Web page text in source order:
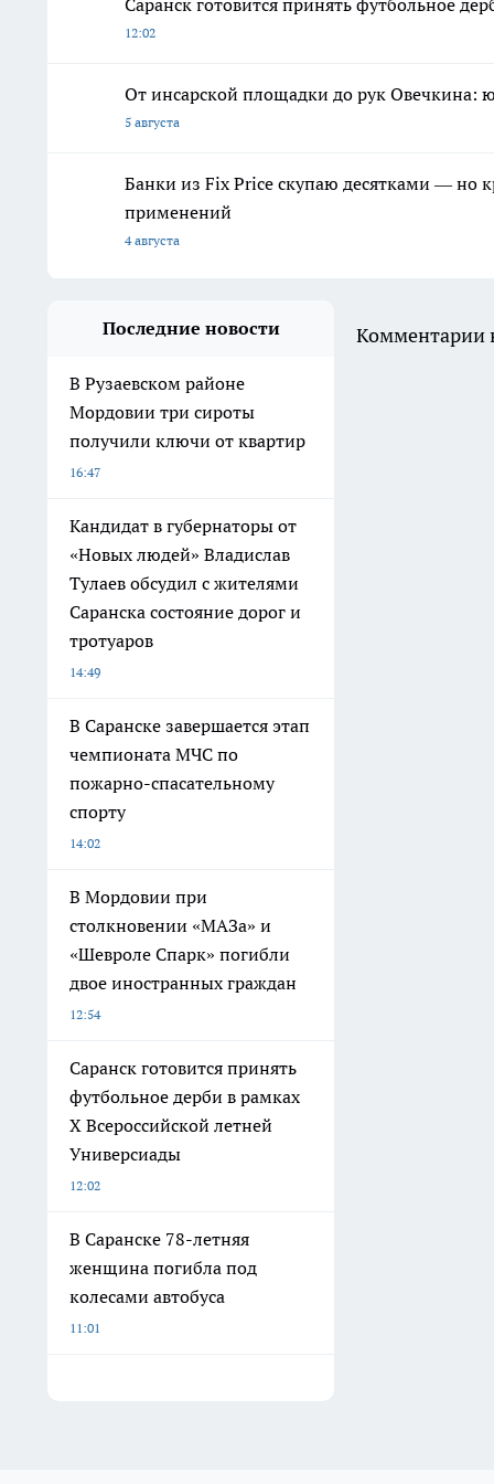
Саранск готовится принять футбольное
12:02
От инсарской площадки до рук Овечкина:
5 августа
Банки из Fix Price скупаю десятками — но
применений
4 августа
Последние новости
В Рузаевском районе
Мордовии три сироты
получили ключи от квартир
16:47
Кандидат в губернаторы от
«Новых людей» Владислав
Тулаев обсудил с жителями
Саранска состояние дорог и
тротуаров
14:49
В Саранске завершается этап
чемпионата МЧС по
пожарно-спасательному
спорту
14:02
В Мордовии при
столкновении «МАЗа» и
«Шевроле Спарк» погибли
двое иностранных граждан
12:54
Саранск готовится принять
футбольное дерби в рамках
X Всероссийской летней
Универсиады
12:02
В Саранске 78-летняя
женщина погибла под
колесами автобуса
11:01
Комментарии